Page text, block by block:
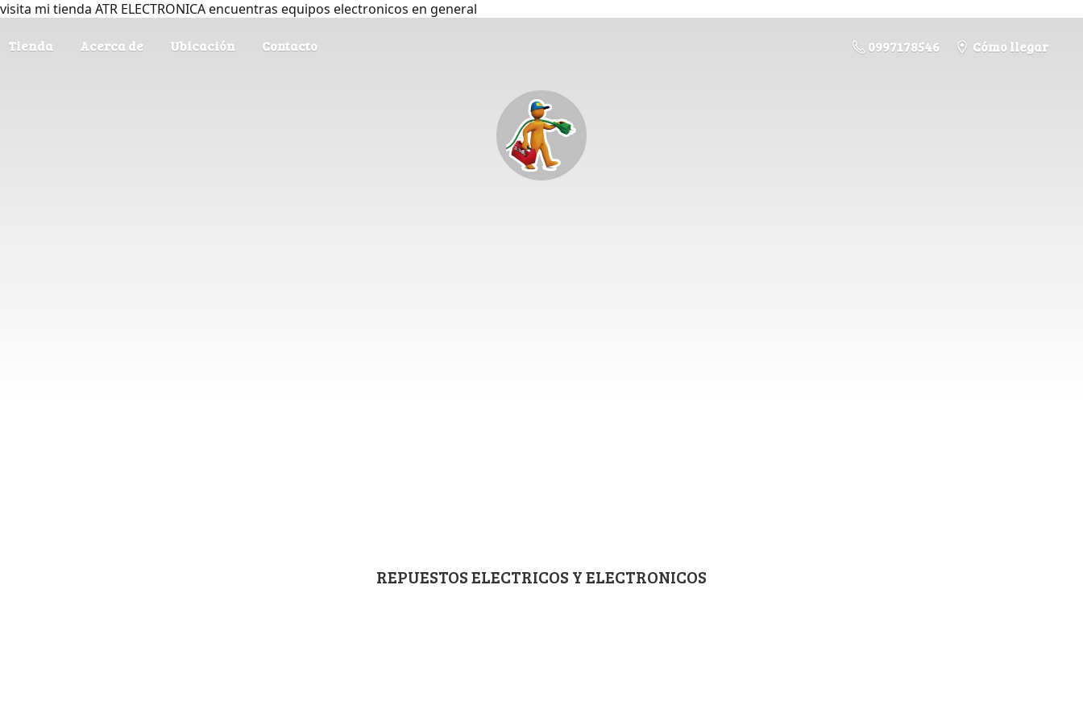
visita mi tienda ATR ELECTRONICA encuentras equipos electronicos en general
Tienda Acerca de Ubicación Contacto 0997178546 Cómo llegar
REPUESTOS ELECTRICOS Y ELECTRONICOS